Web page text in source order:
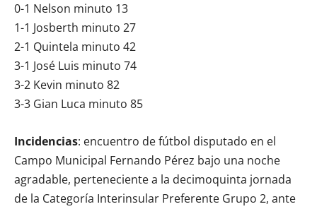
0-1 Nelson minuto 13
1-1 Josberth minuto 27
2-1 Quintela minuto 42
3-1 José Luis minuto 74
3-2 Kevin minuto 82
3-3 Gian Luca minuto 85
Incidencias: encuentro de fútbol disputado en el
Campo Municipal Fernando Pérez bajo una noche
agradable, perteneciente a la decimoquinta jornada
de la Categoría Interinsular Preferente Grupo 2, ante